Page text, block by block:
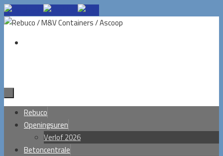
Ga
naar
inhoud
naar
inhoud
Rebuco
Openingsuren
Verlof 2026
Betoncentrale